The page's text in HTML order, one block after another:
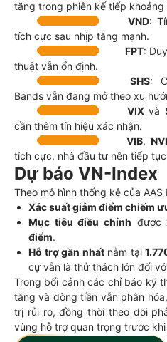
tăng trong phiên kế tiếp khoảng
VND:
tích cực sau nhịp tăng mạnh.
FPT:
thuật vẫn ổn định.
SHS:
Bands vẫn đang mở theo xu
VIXvà
cần thêm tín hiệu xác nhận.
VIB,
tích cực, nhà đầu tư nên tiếp
Dự báo VN-Index
Theo mô hình thống kê của AAS
Xác suất giảm điểm chiếm
Mục tiêu điều chỉnh được
điểm.
Hỗ trợ gần nhấtnằm tại
cự vẫn là thử thách lớn đối
Trong bối cảnh các chỉ báo kỹ
tăng và dòng tiền vẫn phân
trị rủi ro, đồng thời theo dõi
vùng hỗ trợ quan trọng trước